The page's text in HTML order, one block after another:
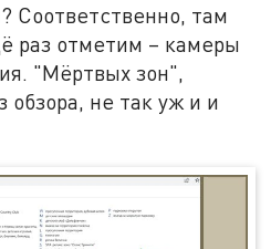
Соответственно, там
раз отметим – камеры
"Мёртвых зон",
не так уж и и